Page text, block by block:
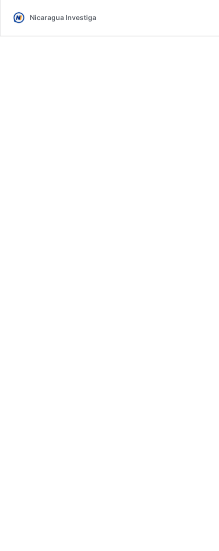
Nicaragua Investiga